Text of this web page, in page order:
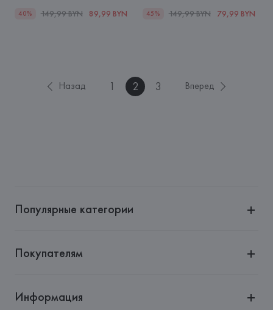
40% 149,99 BYN 89,99 BYN 45% 149,99 BYN 79,99 BYN
Назад 1 2 3 Вперед
Популярные категории
Покупателям
Информация